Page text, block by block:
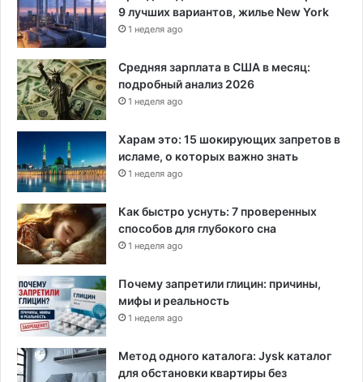
н
а
7
5
%
9 лучших вариантов, жилье New York
1 неделя ago
Средняя зарплата в США в месяц:
подробный анализ 2026
1 неделя ago
Харам это: 15 шокирующих запретов в
исламе, о которых важно знать
1 неделя ago
Как быстро уснуть: 7 проверенных
способов для глубокого сна
1 неделя ago
Почему запретили глицин: причины,
мифы и реальность
1 неделя ago
Метод одного каталога: Jysk каталог
для обстановки квартиры без